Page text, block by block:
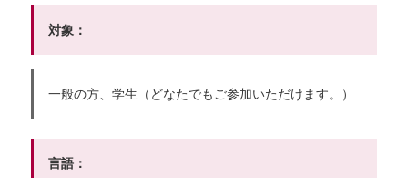
対象：
一般の方、学生（どなたでもご参加いただけます。）
言語：